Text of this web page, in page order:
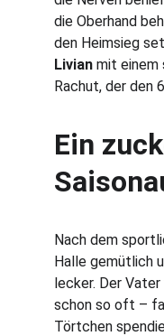
die Oberhand
den Heimsieg
Livian mit einem
Rachut, der den
Ein
Nach dem
Halle gemütlich
lecker. Der
schon so oft –
Törtchen